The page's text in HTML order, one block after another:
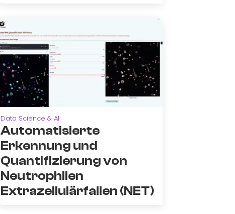
Data Science & AI
Automatisierte
Erkennung und
Quantifizierung von
Neutrophilen
Extrazellulärfallen (NET)